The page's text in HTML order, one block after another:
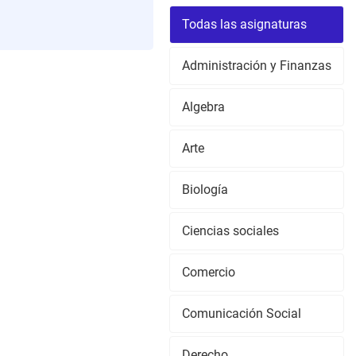
Todas las asignaturas
Administración y Finanzas
Algebra
Arte
Biología
Ciencias sociales
Comercio
Comunicación Social